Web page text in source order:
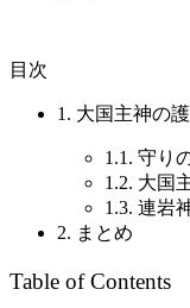
目次
1. 大国主神の
1.1. 守り
1.2. 大国
1.3. 連岩
2. まとめ
Table of Contents